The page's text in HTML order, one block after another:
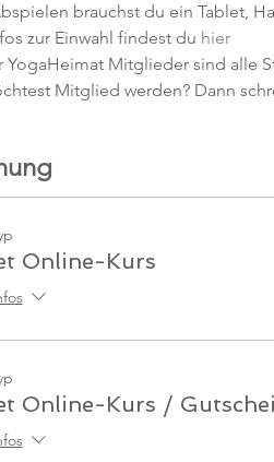
brauchst du ein Tablet,
zur Einwahl findest du hier
YogaHeimat Mitglieder sind alle
Mitglied werden? Dann
Online-Kurs
Online-Kurs /